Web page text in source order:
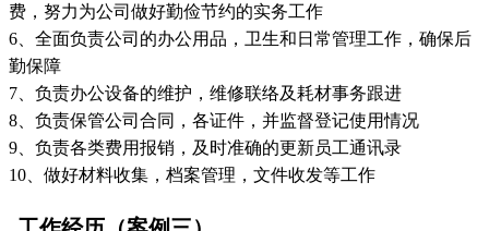
费，努力为公司做好勤俭节约的实务工作
6、全面负责公司的办公用品，卫生和日常管理工作，确保后
勤保障
7、负责办公设备的维护，维修联络及耗材事务跟进
8、负责保管公司合同，各证件，并监督登记使用情况
9、负责各类费用报销，及时准确的更新员工通讯录
10、做好材料收集，档案管理，文件收发等工作